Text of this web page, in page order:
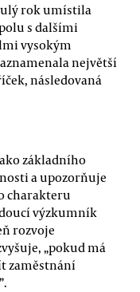
rok umístila
s dalšími
vysokým
největší
následovaná
základního
a upozorňuje
charakteru
výzkumník
rozvoje
„pokud má
zaměstnání